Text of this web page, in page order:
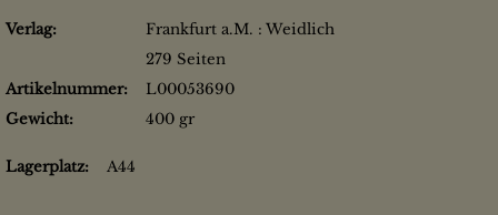
Verlag:
Frankfurt a.M. : Weidlich
279 Seiten
Artikelnummer:
L00053690
Gewicht:
400 gr
Lagerplatz: A44